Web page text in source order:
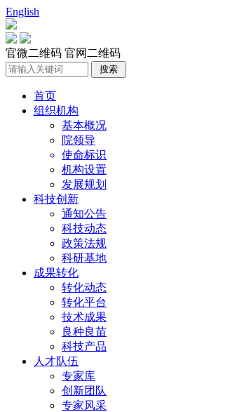
English
官微二维码 官网二维码
首页
组织机构
基本概况
院领导
使命标识
机构设置
发展规划
科技创新
通知公告
科技动态
政策法规
科研基地
成果转化
转化动态
转化平台
技术成果
良种良苗
科技产品
人才队伍
专家库
创新团队
专家风采